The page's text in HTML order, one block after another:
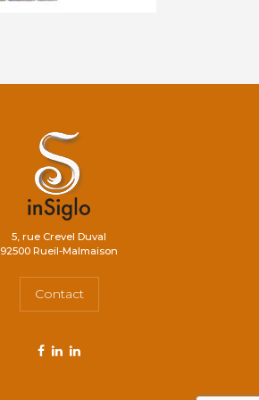
5, rue Crevel Duval
92500 Rueil-Malmaison
Contact